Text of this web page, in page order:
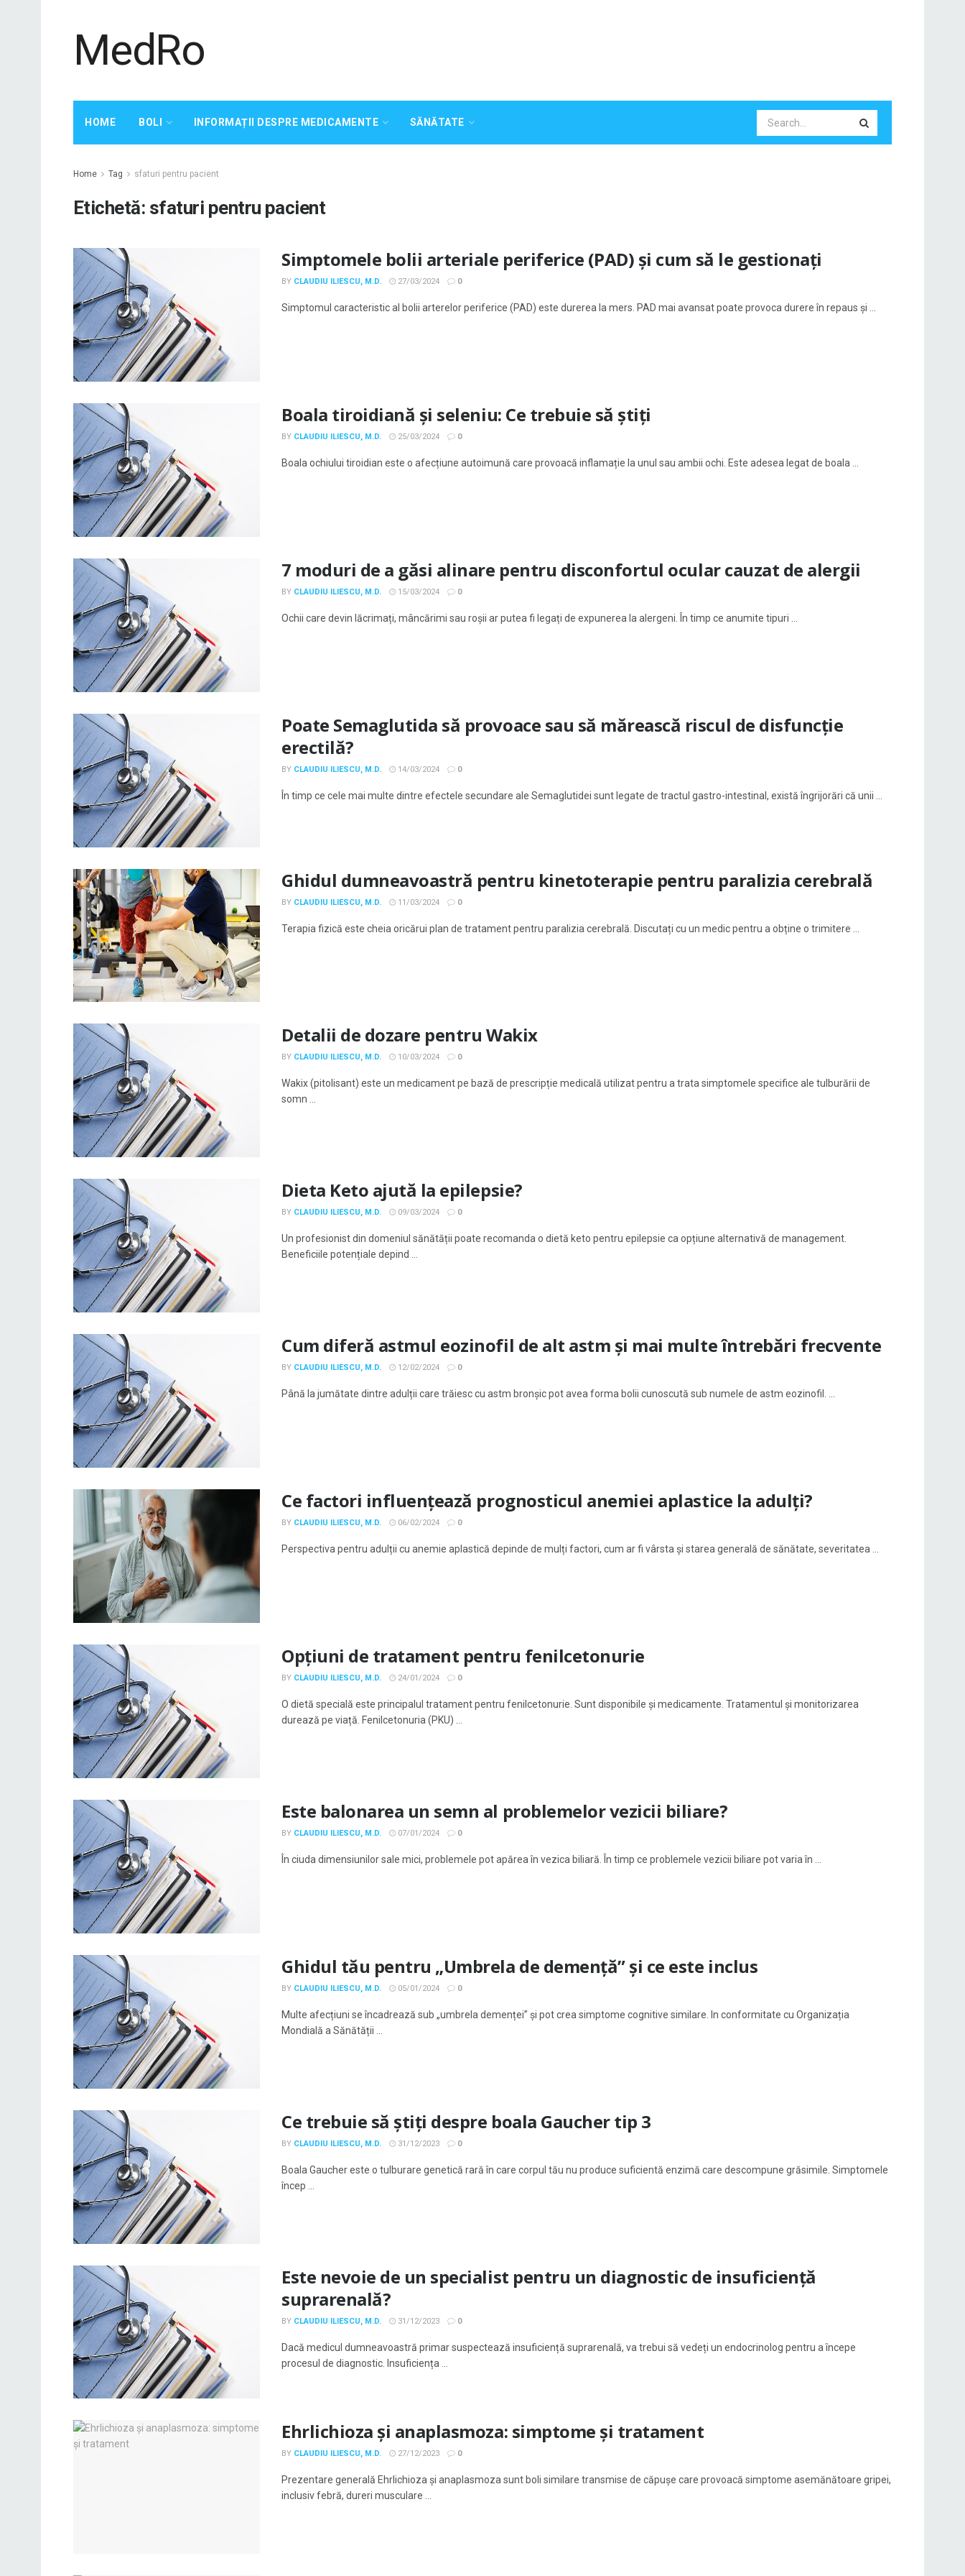
MedRo
HOME BOLI INFORMAȚII DESPRE MEDICAMENTE SĂNĂTATE
Home Tag sfaturi pentru pacient
Etichetă: sfaturi pentru pacient
Simptomele bolii arteriale periferice (PAD) și cum să le gestionați
BY CLAUDIU ILIESCU, M.D. 27/03/2024 0
Simptomul caracteristic al bolii arterelor periferice (PAD) este durerea la mers. PAD mai avansat poate provoca durere în repaus și ...
Boala tiroidiană și seleniu: Ce trebuie să știți
BY CLAUDIU ILIESCU, M.D. 25/03/2024 0
Boala ochiului tiroidian este o afecțiune autoimună care provoacă inflamație la unul sau ambii ochi. Este adesea legat de boala ...
7 moduri de a găsi alinare pentru disconfortul ocular cauzat de alergii
BY CLAUDIU ILIESCU, M.D. 15/03/2024 0
Ochii care devin lăcrimați, mâncărimi sau roșii ar putea fi legați de expunerea la alergeni. În timp ce anumite tipuri ...
Poate Semaglutida să provoace sau să mărească riscul de disfuncție
erectilă?
BY CLAUDIU ILIESCU, M.D. 14/03/2024 0
În timp ce cele mai multe dintre efectele secundare ale Semaglutidei sunt legate de tractul gastro-intestinal, există îngrijorări că unii ...
Ghidul dumneavoastră pentru kinetoterapie pentru paralizia cerebrală
BY CLAUDIU ILIESCU, M.D. 11/03/2024 0
Terapia fizică este cheia oricărui plan de tratament pentru paralizia cerebrală. Discutați cu un medic pentru a obține o trimitere ...
Detalii de dozare pentru Wakix
BY CLAUDIU ILIESCU, M.D. 10/03/2024 0
Wakix (pitolisant) este un medicament pe bază de prescripție medicală utilizat pentru a trata simptomele specifice ale tulburării de
somn ...
Dieta Keto ajută la epilepsie?
BY CLAUDIU ILIESCU, M.D. 09/03/2024 0
Un profesionist din domeniul sănătății poate recomanda o dietă keto pentru epilepsie ca opțiune alternativă de management.
Beneficiile potențiale depind ...
Cum diferă astmul eozinofil de alt astm și mai multe întrebări frecvente
BY CLAUDIU ILIESCU, M.D. 12/02/2024 0
Până la jumătate dintre adulții care trăiesc cu astm bronșic pot avea forma bolii cunoscută sub numele de astm eozinofil. ...
Ce factori influențează prognosticul anemiei aplastice la adulți?
BY CLAUDIU ILIESCU, M.D. 06/02/2024 0
Perspectiva pentru adulții cu anemie aplastică depinde de mulți factori, cum ar fi vârsta și starea generală de sănătate, severitatea ...
Opțiuni de tratament pentru fenilcetonurie
BY CLAUDIU ILIESCU, M.D. 24/01/2024 0
O dietă specială este principalul tratament pentru fenilcetonurie. Sunt disponibile și medicamente. Tratamentul și monitorizarea
durează pe viață. Fenilcetonuria (PKU) ...
Este balonarea un semn al problemelor vezicii biliare?
BY CLAUDIU ILIESCU, M.D. 07/01/2024 0
În ciuda dimensiunilor sale mici, problemele pot apărea în vezica biliară. În timp ce problemele vezicii biliare pot varia în ...
Ghidul tău pentru „Umbrela de demență” și ce este inclus
BY CLAUDIU ILIESCU, M.D. 05/01/2024 0
Multe afecțiuni se încadrează sub „umbrela demenței” și pot crea simptome cognitive similare. In conformitate cu Organizația
Mondială a Sănătății ...
Ce trebuie să știți despre boala Gaucher tip 3
BY CLAUDIU ILIESCU, M.D. 31/12/2023 0
Boala Gaucher este o tulburare genetică rară în care corpul tău nu produce suficientă enzimă care descompune grăsimile. Simptomele
încep ...
Este nevoie de un specialist pentru un diagnostic de insuficiență
suprarenală?
BY CLAUDIU ILIESCU, M.D. 31/12/2023 0
Dacă medicul dumneavoastră primar suspectează insuficiență suprarenală, va trebui să vedeți un endocrinolog pentru a începe
procesul de diagnostic. Insuficiența ...
Ehrlichioza și anaplasmoza: simptome și tratament
BY CLAUDIU ILIESCU, M.D. 27/12/2023 0
Prezentare generală Ehrlichioza și anaplasmoza sunt boli similare transmise de căpușe care provoacă simptome asemănătoare gripei,
inclusiv febră, dureri musculare ...